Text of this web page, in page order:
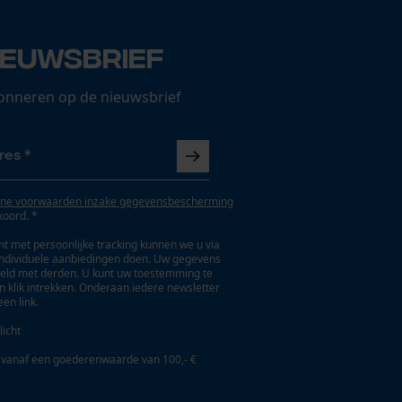
op de nieuwsbrief
voorwaarden inzake gegevensbescherming
*
met persoonlijke tracking kunnen we u via
aanbiedingen doen. Uw gegevens
met derden. U kunt uw toestemming te
klik intrekken. Onderaan iedere newsletter
link.
een goederenwaarde van 100,- €